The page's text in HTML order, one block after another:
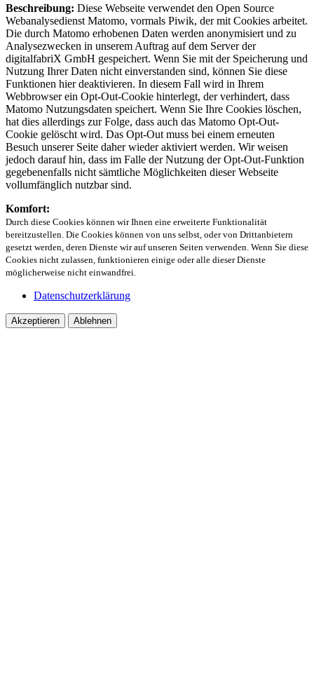
Beschreibung: Diese Webseite verwendet den Open Source
Webanalysedienst Matomo, vormals Piwik, der mit Cookies arbeitet.
Die durch Matomo erhobenen Daten werden anonymisiert und zu
Analysezwecken in unserem Auftrag auf dem Server der
digitalfabriX GmbH gespeichert. Wenn Sie mit der Speicherung und
Nutzung Ihrer Daten nicht einverstanden sind, können Sie diese
Funktionen hier deaktivieren. In diesem Fall wird in Ihrem
Webbrowser ein Opt-Out-Cookie hinterlegt, der verhindert, dass
Matomo Nutzungsdaten speichert. Wenn Sie Ihre Cookies löschen,
hat dies allerdings zur Folge, dass auch das Matomo Opt-Out-
Cookie gelöscht wird. Das Opt-Out muss bei einem erneuten
Besuch unserer Seite daher wieder aktiviert werden. Wir weisen
jedoch darauf hin, dass im Falle der Nutzung der Opt-Out-Funktion
gegebenenfalls nicht sämtliche Möglichkeiten dieser Webseite
vollumfänglich nutzbar sind.
Komfort:
Durch diese Cookies können wir Ihnen eine erweiterte Funktionalität
bereitzustellen. Die Cookies können von uns selbst, oder von Drittanbietern
gesetzt werden, deren Dienste wir auf unseren Seiten verwenden. Wenn Sie diese
Cookies nicht zulassen, funktionieren einige oder alle dieser Dienste
möglicherweise nicht einwandfrei.
Datenschutzerklärung
Akzeptieren Ablehnen